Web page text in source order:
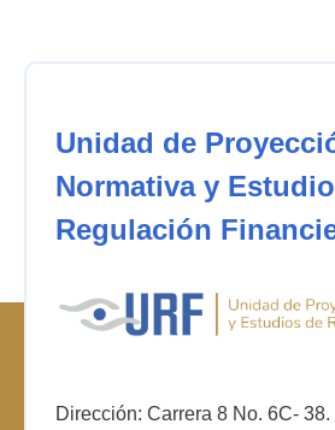
Unidad de
Normativa y
Regulación
Dirección: Carrera 8 No. 6C-